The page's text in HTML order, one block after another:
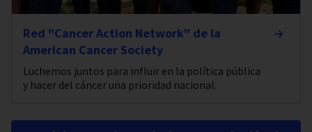
Red "Cancer Action Network" de la
American Cancer Society
Luchemos juntos para influir en la política pública
y hacer del cáncer una prioridad nacional.